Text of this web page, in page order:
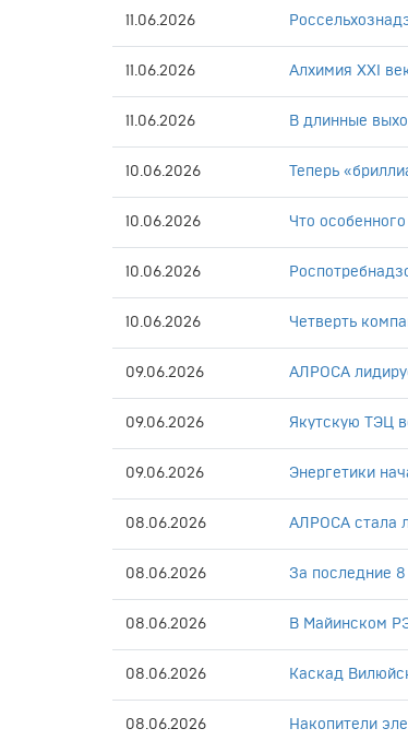
11.06.2026
11.06.2026 Алхимия XXI
11.06.2026 В длинные
10.06.2026 Теперь
10.06.2026 Что
10.06.2026
10.06.2026 Четверть
09.06.2026 АЛРОСА
09.06.2026 Якутскую ТЭЦ
09.06.2026 Энергетики
08.06.2026 АЛРОСА стала
08.06.2026 За последние
08.06.2026 В Майинском
08.06.2026 Каскад
08.06.2026 Накопители